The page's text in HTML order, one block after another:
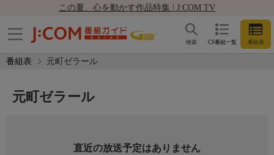
この夏、心を動かす作品特集 | J:COM TV
CS番組一覧 番組表
検索
番組表 元町ゼラール
元町ゼラール
直近の放送予定はありません